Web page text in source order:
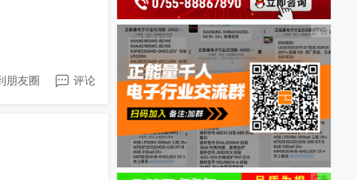
朋友圈 评论